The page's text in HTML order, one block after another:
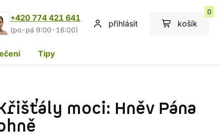
+420 774 421 641
(po-pá 9:00-16:00)
přihlásit košík
0
Tipy
moci: Hněv Pána